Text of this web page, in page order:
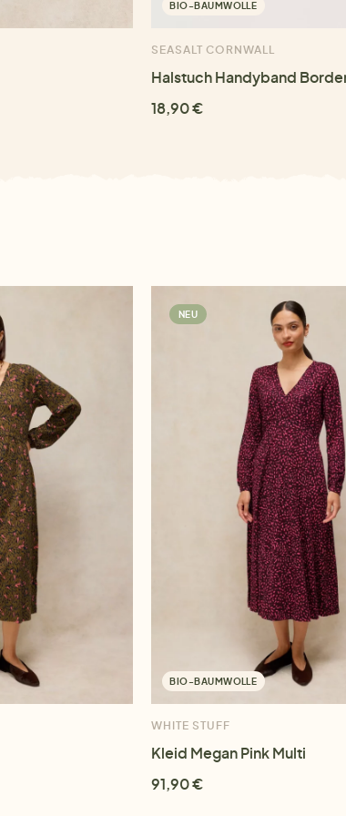
BIO-BAUMWOLLE
SEASALT CORNWALL
Halstuch Handyband
18,90 €
NEU
BIO-BAUMWOLLE
WHITE STUFF
Kleid Megan Pink Multi
91,90 €